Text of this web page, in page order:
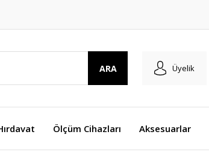
ARA Üyelik
Ölçüm Cihazları Aksesuarlar